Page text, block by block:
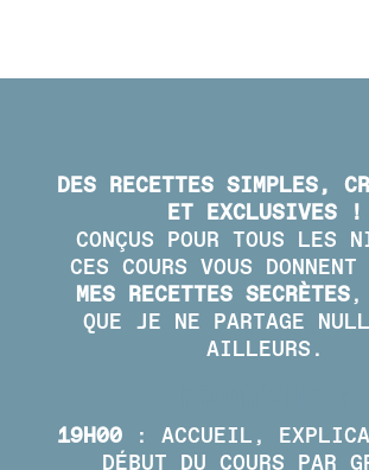
DES RECETTES SIMPLES,
ET EXCLUSIVES !
CONÇUS POUR TOUS LES
CES COURS VOUS
MES RECETTES SECRÈTES,
QUE JE NE PARTAGE
AILLEURS.
19H00: ACCUEIL,
DÉBUT DU COURS PAR